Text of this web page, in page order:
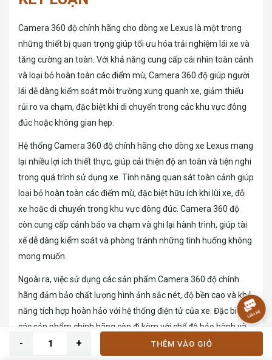
THÊM VÀO GIỎ
Camera 360 độ chính hãng cho dòng xe Lexus là một trong
những thiết bị quan trọng giúp tối ưu hóa trải nghiệm lái xe và
tăng cường an toàn. Với khả năng cung cấp cái nhìn toàn cảnh
và loại bỏ hoàn toàn các điểm mù, Camera 360 độ giúp người
lái dễ dàng kiểm soát môi trường xung quanh xe, giảm thiểu
rủi ro va chạm, đặc biệt khi di chuyển trong các khu vực đông
đúc hoặc không gian hẹp.
Hệ thống Camera 360 độ chính hãng cho dòng xe Lexus mang
lại nhiều lợi ích thiết thực, giúp cải thiện độ an toàn và tiện nghi
trong quá trình sử dụng xe. Tính năng quan sát toàn cảnh giúp
loại bỏ hoàn toàn các điểm mù, đặc biệt hữu ích khi lùi xe, đỗ
xe hoặc di chuyển trong khu vực đông đúc. Camera 360 độ
còn cung cấp cảnh báo va chạm và ghi lại hành trình, giúp tài
xế dễ dàng kiểm soát và phòng tránh những tình huống không
mong muốn.
Ngoài ra, việc sử dụng các sản phẩm Camera 360 độ chính
hãng đảm bảo chất lượng hình ảnh sắc nét, độ bền cao và khả
năng tích hợp hoàn hảo với hệ thống điện tử của xe. Đặc biệt,
các sản phẩm chính hãng còn đi kèm với chế độ bảo hành và
hỗ trợ kỹ thuật từ nhà sản xuất, giúp người dùng yên tâm